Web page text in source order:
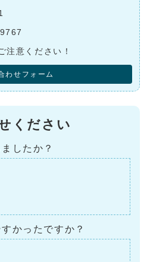
注意ください！
わせフォーム
ください
したか？
かったですか？